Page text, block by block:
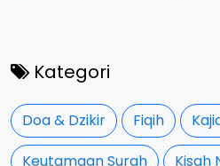
Kategori
Doa & Dzikir Fiqih
Keutamaan Surah
Kisah